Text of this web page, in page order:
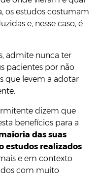
os estudos costumam
e, nesse caso, é
admite nunca ter
pacientes por não
que levem a adotar
dizem que
benefícios para a
das suas
estudos realizados
e em contexto
com muito